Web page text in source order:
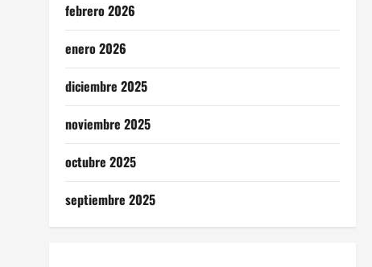
febrero 2026
enero 2026
diciembre 2025
noviembre 2025
octubre 2025
septiembre 2025